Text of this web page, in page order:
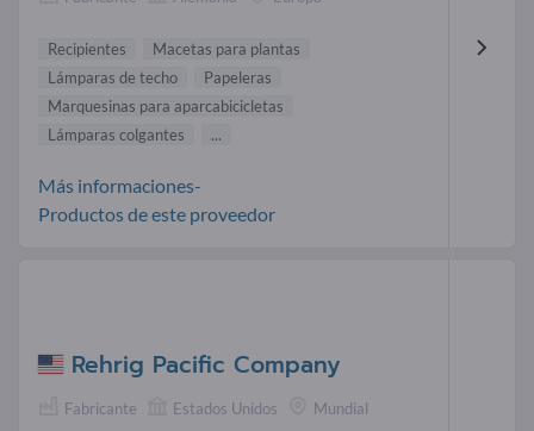
Recipientes
Macetas para plantas
Lámparas de techo
Papeleras
Marquesinas para aparcabicicletas
Lámparas colgantes
...
Más informaciones-
Productos de este proveedor
Rehrig Pacific Company
Fabricante Estados Unidos Mundial